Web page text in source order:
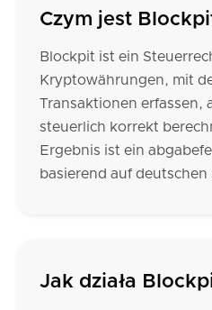
Czym jest
Blockpit ist ein
Kryptowährungen, mit
Transaktionen erfassen,
steuerlich korrekt
Ergebnis ist ein
basierend auf deutschen
Jak działa